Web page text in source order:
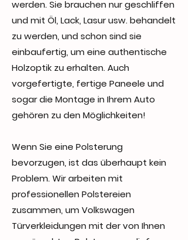
werden. Sie brauchen nur geschliffen
und mit Öl, Lack, Lasur usw. behandelt
zu werden, und schon sind sie
einbaufertig, um eine authentische
Holzoptik zu erhalten. Auch
vorgefertigte, fertige Paneele und
sogar die Montage in Ihrem Auto
gehören zu den Möglichkeiten!
Wenn Sie eine Polsterung
bevorzugen, ist das überhaupt kein
Problem. Wir arbeiten mit
professionellen Polstereien
zusammen, um Volkswagen
Türverkleidungen mit der von Ihnen